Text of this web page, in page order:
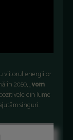
viitorul energiilor
în 2050, „vom
din lume
singuri.